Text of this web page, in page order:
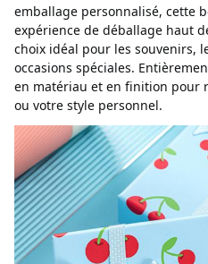
emballage personnalisé, cette
expérience de déballage haut
choix idéal pour les souvenirs,
occasions spéciales.
en matériau et en finition pour
ou votre style personnel.